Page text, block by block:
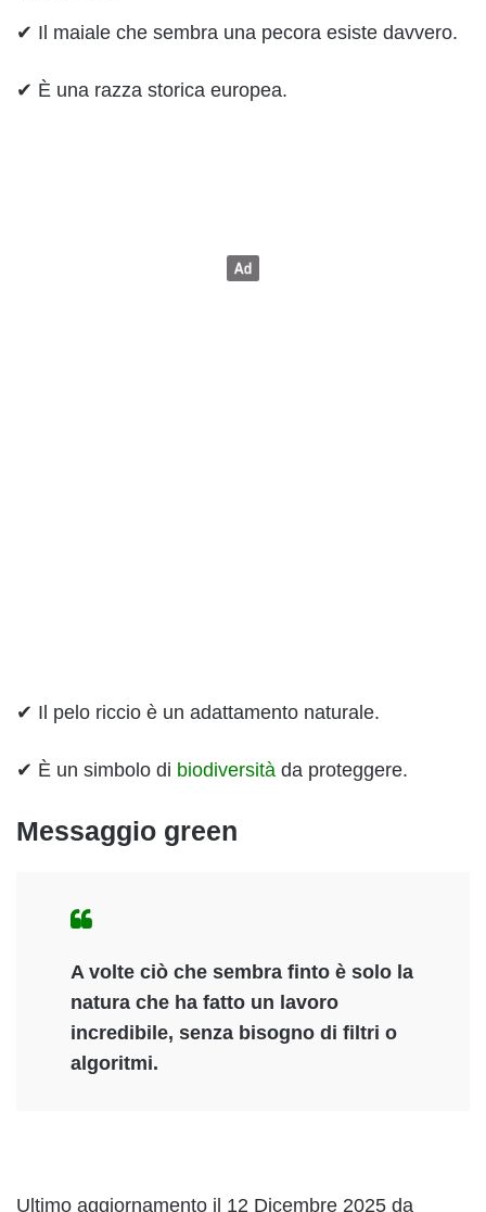
✔ Il maiale che sembra una pecora esiste davvero.
✔ È una razza storica europea.
✔ Il pelo riccio è un adattamento naturale.
✔ È un simbolo di biodiversità da proteggere.
Messaggio green
A volte ciò che sembra finto è solo la
natura che ha fatto un lavoro
incredibile, senza bisogno di filtri o
algoritmi.
Ultimo aggiornamento il 12 Dicembre 2025 da